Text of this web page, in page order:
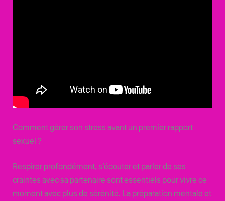
Comment gérer son stress avant un premier rapport
sexuel ?
Respirer profondément, s’écouter et parler de ses
craintes avec sa partenaire sont essentiels pour vivre ce
moment avec plus de sérénité. La préparation mentale et